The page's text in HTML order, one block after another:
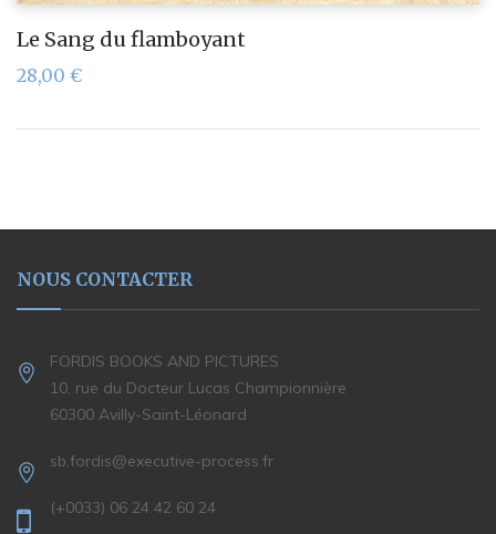
Le Sang du flamboyant
28,00 €
NOUS CONTACTER
FORDIS BOOKS AND PICTURES
10, rue du Docteur Lucas Championnière
60300 Avilly-Saint-Léonard
sb.fordis@executive-process.fr
(+0033) 06 24 42 60 24